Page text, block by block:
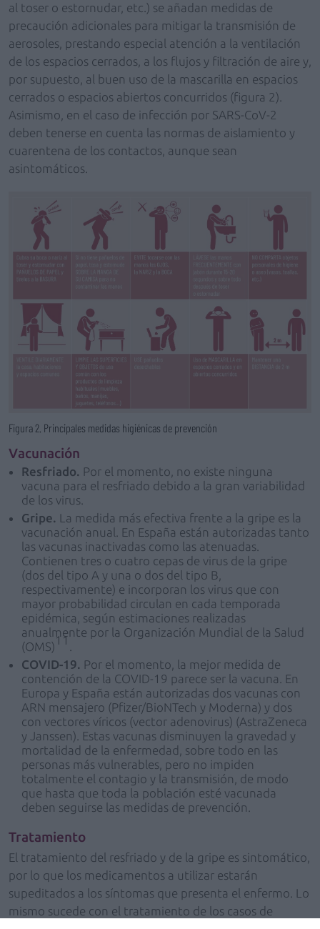
al toser o estornudar, etc.) se añadan medidas de
precaución adicionales para mitigar la transmisión de
aerosoles, prestando especial atención a la ventilación
de los espacios cerrados, a los flujos y filtración de aire y,
por supuesto, al buen uso de la mascarilla en espacios
cerrados o espacios abiertos concurridos (figura 2).
Asimismo, en el caso de infección por SARS-CoV-2
deben tenerse en cuenta las normas de aislamiento y
cuarentena de los contactos, aunque sean
asintomáticos.
Figura 2. Principales medidas higiénicas de prevención
Vacunación
Resfriado. Por el momento, no existe ninguna
vacuna para el resfriado debido a la gran variabilidad
de los virus.
Gripe. La medida más efectiva frente a la gripe es la
vacunación anual. En España están autorizadas tanto
las vacunas inactivadas como las atenuadas.
Contienen tres o cuatro cepas de virus de la gripe
(dos del tipo A y una o dos del tipo B,
respectivamente) e incorporan los virus que con
mayor probabilidad circulan en cada temporada
epidémica, según estimaciones realizadas
anualmente por la Organización Mundial de la Salud
(OMS)11
COVID-19. Por el momento, la mejor medida de
contención de la COVID-19 parece ser la vacuna. En
Europa y España están autorizadas dos vacunas con
ARN mensajero (Pfizer/BioNTech y Moderna) y dos
con vectores víricos (vector adenovirus) (AstraZeneca
y Janssen). Estas vacunas disminuyen la gravedad y
mortalidad de la enfermedad, sobre todo en las
personas más vulnerables, pero no impiden
totalmente el contagio y la transmisión, de modo
que hasta que toda la población esté vacunada
deben seguirse las medidas de prevención.
Tratamiento
El tratamiento del resfriado y de la gripe es sintomático,
por lo que los medicamentos a utilizar estarán
supeditados a los síntomas que presenta el enfermo. Lo
mismo sucede con el tratamiento de los casos de